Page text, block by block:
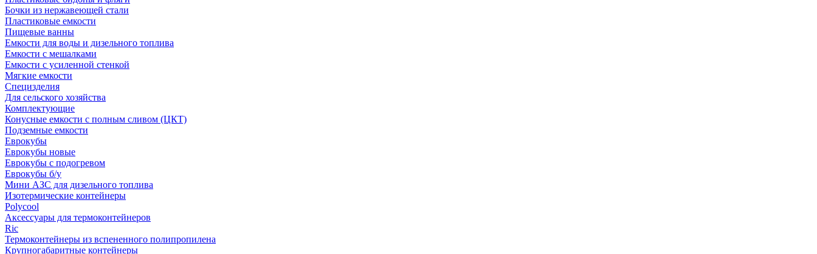
Бочки из нержавеющей стали
Пластиковые емкости
Пищевые ванны
Емкости для воды и дизельного топлива
Емкости с мешалками
Емкости с усиленной стенкой
Мягкие емкости
Специзделия
Для сельского хозяйства
Комплектующие
Конусные емкости с полным сливом (ЦКТ)
Подземные емкости
Еврокубы
Еврокубы новые
Еврокубы с подогревом
Еврокубы б/у
Мини АЗС для дизельного топлива
Изотермические контейнеры
Polycool
Аксессуары для термоконтейнеров
Ric
Термоконтейнеры из вспененного полипропилена
Крупногабаритные контейнеры